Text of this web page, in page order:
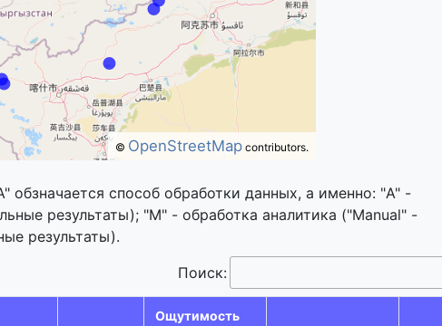
© OpenStreetMap contributors.
способ обработки данных, а именно: "A" -
результаты); "M" - обработка аналитика ("Manual" -
результаты).
Поиск:
Ощутимость